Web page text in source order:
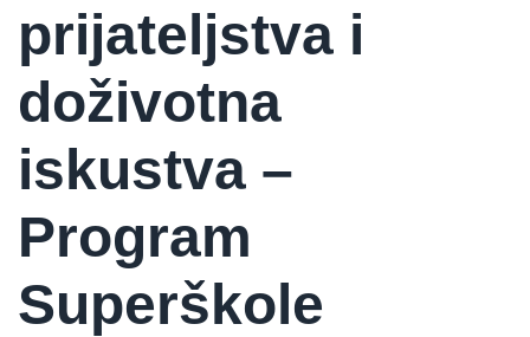
prijateljstva i
doživotna
iskustva –
Program
Superškole